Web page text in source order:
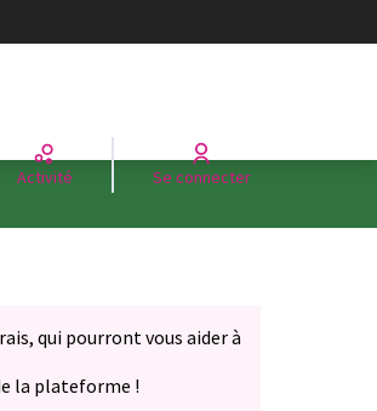
Activité Se connecter
qui pourront vous aider à
la plateforme !